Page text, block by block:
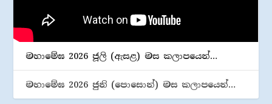
මහාමේඝ 2026 ජූලි (​ඇසළ) මස කලාපයෙන්…
මහාමේඝ 2026 ජුනි (​පොසොන්) මස කලාපයෙන්…